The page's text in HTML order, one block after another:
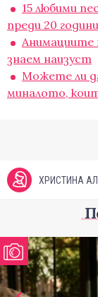
15 любими
преди 20 години
Анимациите
знаем наизуст
Можете ли
миналото,
ХРИСТИНА